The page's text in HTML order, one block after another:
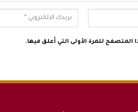
المتصفح للمرة الأولى التي أعلق فيها.